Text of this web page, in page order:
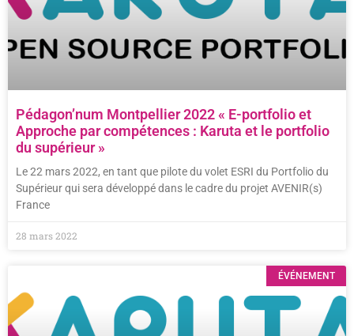
Pédagon’num Montpellier 2022 « E-portfolio et
Approche par compétences : Karuta et le portfolio
du supérieur »
Le 22 mars 2022, en tant que pilote du volet ESRI du Portfolio du
Supérieur qui sera développé dans le cadre du projet AVENIR(s)
France
28 mars 2022
ÉVÉNEMENT